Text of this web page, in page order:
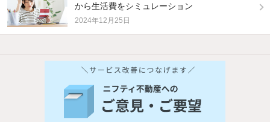
から生活費をシミュレーション
2024年12月25日
バス・トイレ別 2階以上